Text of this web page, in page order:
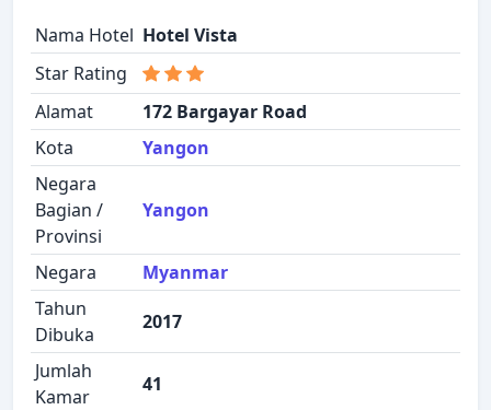
Nama Hotel Hotel Vista
Star Rating
Alamat
172 Bargayar Road
Kota
Yangon
Negara
Bagian /
Provinsi
Yangon
Negara
Myanmar
Tahun
Dibuka
2017
Jumlah
Kamar
41